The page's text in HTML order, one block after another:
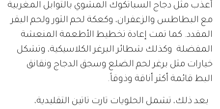
أعذب مثل دجاج السباتكوك المشوي بالتوابل المغربية
مع البطاطس والزعفران، وكعكة لحم الثور ولحم البقر
المقدد. كما تمت إعادة تخطيط الأطعمة المنعشة
المفضلة وكذلك شطائر البرغر الكلاسيكية، وتشكل
خيارات مثل برغر لحم الضلع وسجق الدجاج ونقانق
البط قائمة أكثر أناقة وذوقاً.
بعد ذلك، تشمل الحلويات تارت تاتين التقليدية،